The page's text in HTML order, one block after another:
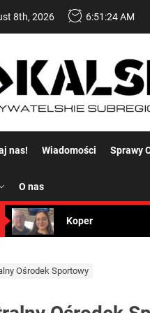
8th, 2026 6:51:24 AM
nas! Wiadomości Sprawy
O nas
Koper
Uwaga Dębieńsko
Ilu mieszkańców
Ośrodek Sportowy